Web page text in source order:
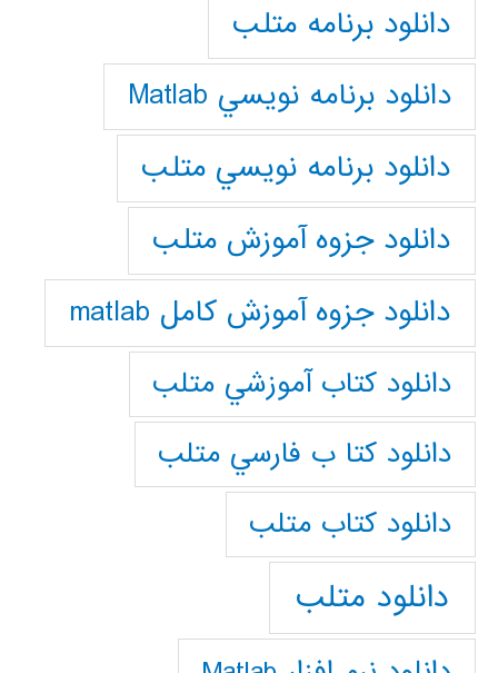
دانلود برنامه متلب
دانلود برنامه نويسي Matlab
دانلود برنامه نويسي متلب
دانلود جزوه آموزش متلب
دانلود جزوه آموزش کامل matlab
دانلود كتاب آموزشي متلب
دانلود كتا ب فارسي متلب
دانلود كتاب متلب
دانلود متلب